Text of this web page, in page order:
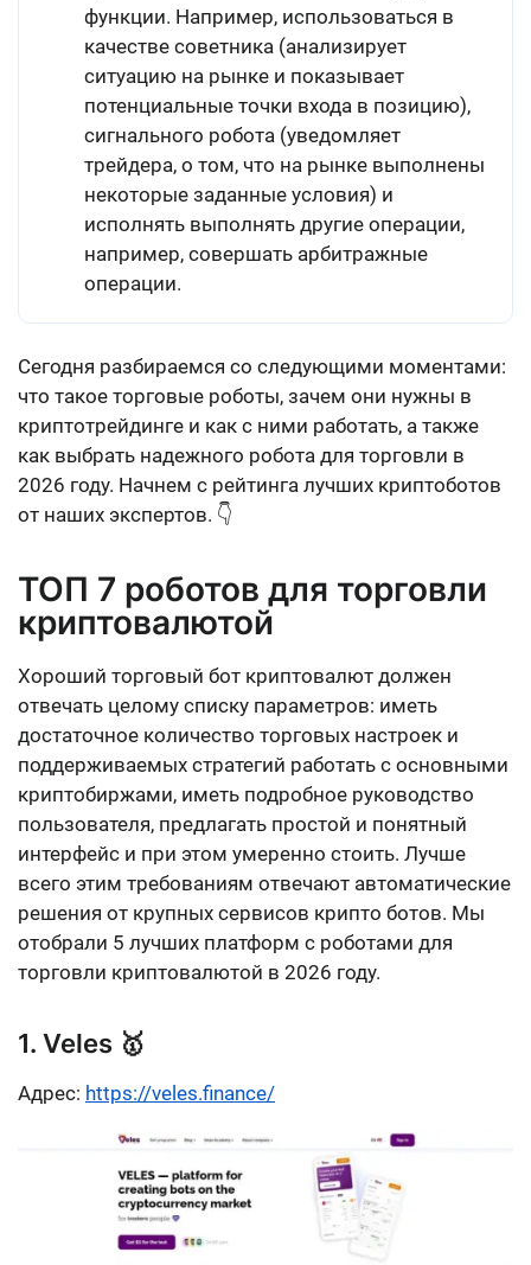
функции. Например, использоваться в
качестве советника (анализирует
ситуацию на рынке и показывает
потенциальные точки входа в позицию),
сигнального робота (уведомляет
трейдера, о том, что на рынке выполнены
некоторые заданные условия) и
исполнять выполнять другие операции,
например, совершать арбитражные
операции.
Сегодня разбираемся со следующими моментами:
что такое торговые роботы, зачем они нужны в
криптотрейдинге и как с ними работать, а также
как выбрать надежного робота для торговли в
2026 году. Начнем с рейтинга лучших криптоботов
от наших экспертов. 👇
ТОП 7 роботов для торговли
криптовалютой
Хороший торговый бот криптовалют должен
отвечать целому списку параметров: иметь
достаточное количество торговых настроек и
поддерживаемых стратегий работать с основными
криптобиржами, иметь подробное руководство
пользователя, предлагать простой и понятный
интерфейс и при этом умеренно стоить. Лучше
всего этим требованиям отвечают автоматические
решения от крупных сервисов крипто ботов. Мы
отобрали 5 лучших платформ с роботами для
торговли криптовалютой в 2026 году.
1. Veles 🥇
Адрес: https://veles.finance/